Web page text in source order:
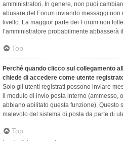
amministratori. In genere, non puoi
abusare del Forum inviando messaggi
livello. La maggior parte dei Forum non
l’amministratore probabilmente abbasserà
Top
Perché quando clicco sul collegamento
chiede di accedere come utente
Solo gli utenti registrati possono inviare
il modulo di invio posta interno (ammesso,
abbiano abilitato questa funzione). Questo
malevolo del sistema di posta da parte di
Top